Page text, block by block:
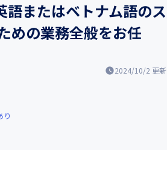
またはベトナム語のス
めの業務全般をお任
2024/10/2 更新
り